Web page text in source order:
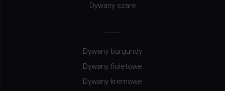
Dywany szare
Dywany burgundy
Dywany fioletowe
Dywany kremowe